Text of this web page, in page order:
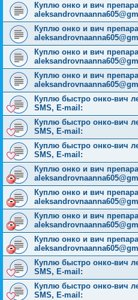
Куплю онко и вич
Куплю онко и вич
Куплю онко и вич
Куплю онко и вич
Куплю быстро онко-вич
SMS, E-mail:
Куплю быстро онко-вич
SMS, E-mail:
Куплю быстро онко-вич
SMS, E-mail:
Куплю онко и вич
Куплю онко и вич
Куплю онко и вич
Куплю онко и вич
Куплю быстро онко-вич
SMS, E-mail:
Куплю быстро онко-вич
SMS, E-mail: